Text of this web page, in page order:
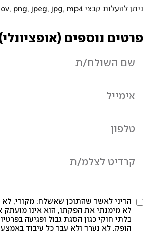
ניתן להעלות קבצי mov, png, jpeg, jpg, mp4 עד 200MB
פרטים נוספים
הריני לאשר שהתוכן שאשלח: מקורי, לא
לא מימנתי את הפקתו, הוא אינו מועתק
בלתי חוקי כגון הסגת גבול ופגיעה
הופק, לא נערך ולא עבר כל עיבוד